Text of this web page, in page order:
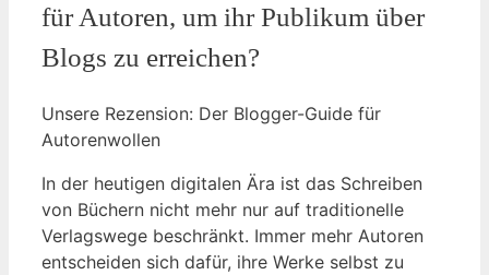
für Autoren, um ihr Publikum über
Blogs zu erreichen?
Unsere Rezension: Der Blogger-Guide für
Autorenwollen
In der heutigen digitalen Ära ist das Schreiben⁣
von Büchern nicht mehr nur auf traditionelle
Verlagswege beschränkt. Immer mehr⁣ Autoren
entscheiden sich⁢ dafür, ihre Werke selbst zu